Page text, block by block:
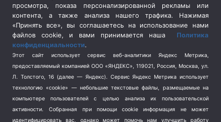
Социальная политика
(3)
Спецоперация в Украине
Спецоперация на Украине
(404)
Спорт (740)
Терроризм (1)
Транспорт (262)
Туризм (178)
Флот (76)
просмотра, показа персонализированной рекламы или
контента, а также анализа нашего трафика. Нажимая
«Принять все», вы соглашаетесь на использование нами
файлов cookie, и вами принимается наша Политика
конфиденциальности.
Этот сайт использует сервис веб-аналитики Яндекс Метрика,
предоставляемый компанией ООО «ЯНДЕКС», 119021, Россия, Москва, ул.
Л. Толстого, 16 (далее — Яндекс). Сервис Яндекс Метрика использует
технологию «cookie» — небольшие текстовые файлы, размещаемые на
компьютере пользователей с целью анализа их пользовательской
активности.
Собранная при помощи cookie информация не может
идентифицировать вас, однако может помочь нам улучшить работу